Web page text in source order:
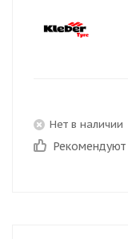
Нет в наличии
Рекомендуют